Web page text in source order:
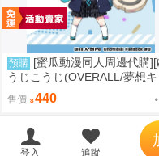
預購 [蜜瓜動漫同人周邊代購][
うじこうじ(OVERALL/夢想キ
ンパス)(Yu-ji、コウジ)]オーパ
ツの正しい使い方(蔚藍檔案)(
售價 440
登入 追蹤